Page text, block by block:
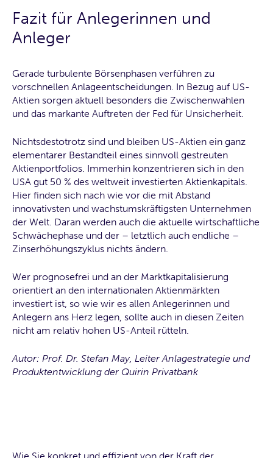
Fazit für Anlegerinnen und
Anleger
Gerade turbulente Börsenphasen verführen zu
vorschnellen Anlageentscheidungen. In Bezug auf US-
Aktien sorgen aktuell besonders die Zwischenwahlen
und das markante Auftreten der Fed für Unsicherheit.
Nichtsdestotrotz sind und bleiben US-Aktien ein ganz
elementarer Bestandteil eines sinnvoll gestreuten
Aktienportfolios. Immerhin konzentrieren sich in den
USA gut 50 % des weltweit investierten Aktienkapitals.
Hier finden sich nach wie vor die mit Abstand
innovativsten und wachstumskräftigsten Unternehmen
der Welt. Daran werden auch die aktuelle wirtschaftliche
Schwächephase und der – letztlich auch endliche –
Zinserhöhungszyklus nichts ändern.
Wer prognosefrei und an der Marktkapitalisierung
orientiert an den internationalen Aktienmärkten
investiert ist, so wie wir es allen Anlegerinnen und
Anlegern ans Herz legen, sollte auch in diesen Zeiten
nicht am relativ hohen US-Anteil rütteln.
Autor: Prof. Dr. Stefan May, Leiter Anlagestrategie und
Produktentwicklung der Quirin Privatbank
Wie Sie konkret und effizient von der Kraft der